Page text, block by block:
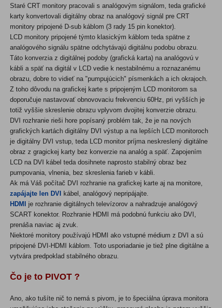
Staré CRT monitory pracovali s analógovým signálom, teda grafické
karty konvertovali digitálny obraz na analógový signál pre CRT
monitory pripojené D-sub káblom (3 rady 15 pin konektor).
LCD monitory pripojené týmto klasickým káblom teda spätne z
analógového signálu spätne odchytávajú digitálnu podobu obrazu.
Táto konverzia z digitálnej podoby (grafická karta) na analógovú v
kábli a späť na digitál v LCD vedie k nestabilnému a roznazanému
obrazu, dobre to vidieť na "pumpujúcich" písmenkách a ich okrajoch.
Z toho dôvodu na grafickej karte s pripojeným LCD monitorom sa
doporučuje nastavovať obnovovaciu frekvenciu 60Hz, pri vyšších je
totiž vyššie skreslenie obrazu vplyvom dvojitej konverzie obrazu.
DVI rozhranie rieši hore popísaný problém tak, že je na nových
grafických kartách digitálny DVI výstup a na lepších LCD monitoroch
je digitálny DVI vstup, teda LCD monitor príjma neskreslený digitálne
obraz z gragickej karty bez konverzie na analóg a späť. Zapojením
LCD na DVI kábel teda dosihnete naprosto stabilný obraz bez
pumpovania, vlnenia, bez skreslenia farieb v kábli.
Ak má Váš počítač DVI rozhranie na grafickej karte aj na monitore,
zapájajte len DVI
kábel, analógový nepripájajte.
HDMI
je rozhranie digitálnych televízorov a nahradzuje analógový
SCART konektor. Rozhranie HDMI má podobnú funkciu ako DVI,
prenáša naviac aj zvuk.
Niektoré monitory používajú HDMI ako vstupné médium z DVI a sú
pripojené DVI-HDMI káblom. Toto usporiadanie je tiež plne digitálne a
vytvára predpoklad stabilného obrazu.
Čo je to PIVOT ?
Ano, ako tušíte nič to nemá s pivom, je to špeciálna úprava monitora